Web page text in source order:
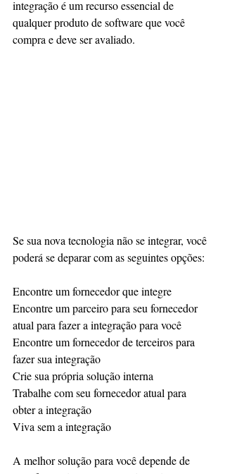
integração é um recurso essencial de
qualquer produto de software que você
compra e deve ser avaliado.
Se sua nova tecnologia não se integrar, você
poderá se deparar com as seguintes opções:
Encontre um fornecedor que integre
Encontre um parceiro para seu fornecedor
atual para fazer a integração para você
Encontre um fornecedor de terceiros para
fazer sua integração
Crie sua própria solução interna
Trabalhe com seu fornecedor atual para
obter a integração
Viva sem a integração
A melhor solução para você depende de